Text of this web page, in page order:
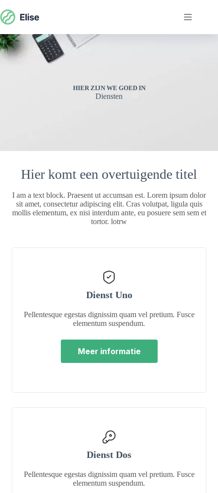
naar
de
HIER ZIJN WE GOED IN
Diensten
Hier komt een overtuigende titel
I am a text block. Praesent ut accumsan est. Lorem ipsum dolor
sit amet, consectetur adipiscing elit. Cras volutpat, ligula quis
mollis elementum, ex nisi interdum ante, eu posuere sem sem et
tortor. lotrw
Dienst Uno
Pellentesque egestas dignissim quam vel pretium. Fusce
elementum suspendum.
Meer informatie
Dienst Dos
Pellentesque egestas dignissim quam vel pretium. Fusce
elementum suspendum.